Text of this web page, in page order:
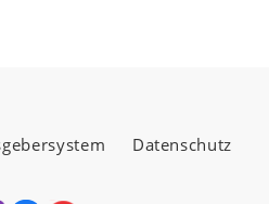
Datenschutz